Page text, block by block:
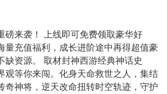
磅来袭！ 上线即可免费领取豪华好
量充值福利，成长进阶途中再得超值豪
缺资源。 取材封神西游经典神话史
观等你来闯。化身天命救世之人，集结
奇神将，逆天改命扭转时空轨迹，守护